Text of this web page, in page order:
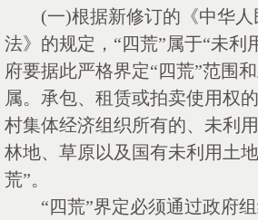
(一)根据新修订的《中华
法》的规定，“四荒”属于“未利
府要据此严格界定“四荒”范围
属。承包、租赁或拍卖使用权
村集体经济组织所有的、未利
林地、草原以及国有未利用土
荒”。
“四荒”界定必须通过政府